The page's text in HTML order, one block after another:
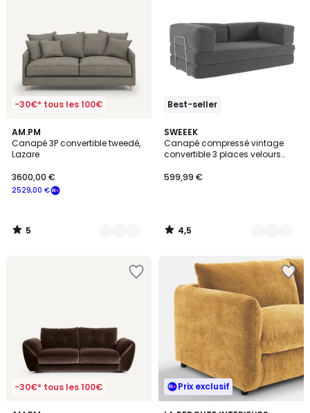
-30€* tous les 100€
AM.PM
Canapé 3P convertible tweedé,
Lazare
2529,00 €
3600,00 €
5
/
5
3
Couleurs
5
/
Best-seller
SWEEEK
Canapé compressé vintage
convertible 3 places velours
SEVENTIES
599,99 €
4,5
/ 5
7
Couleurs
4,5
/
-30€* tous les 100€ Prix exclusif